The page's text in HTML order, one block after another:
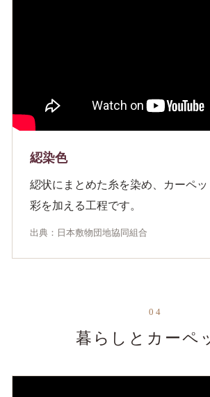
綛染色
綛状にまとめた糸を染め、カーペ
彩を加える工程です。
出典：日本敷物団地協同組合
04
暮らしとカーペ